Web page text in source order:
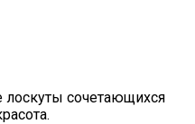
лоскуты сочетающихся